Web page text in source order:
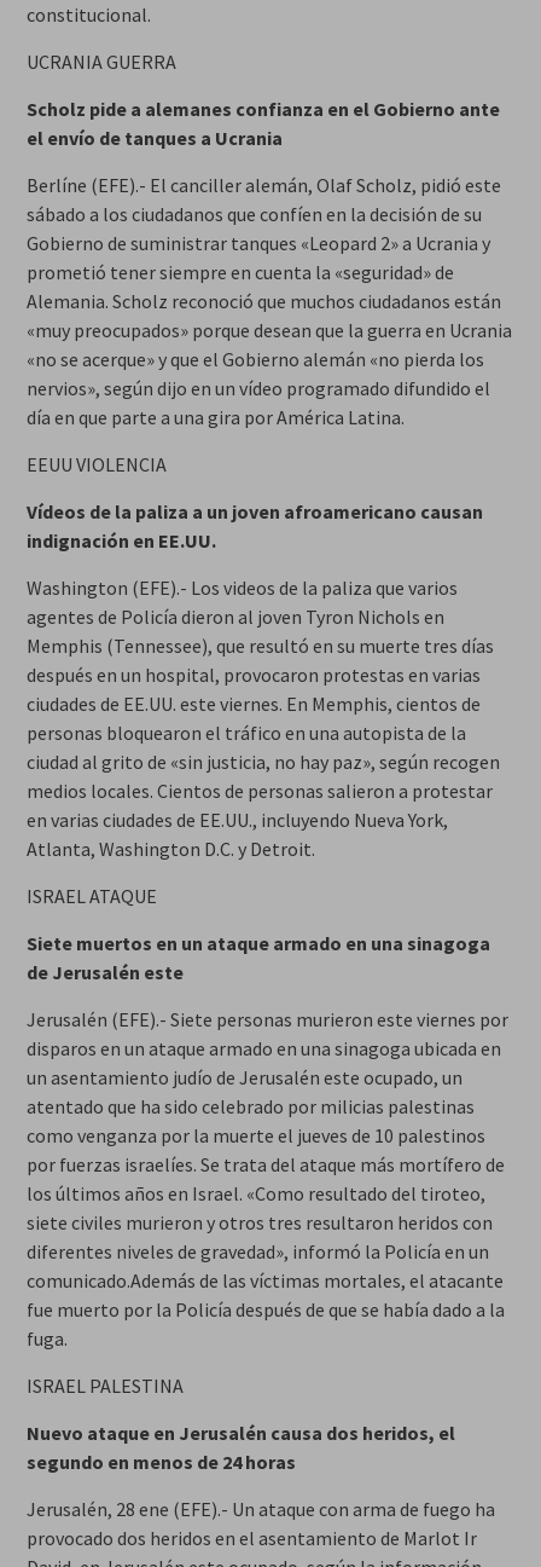
constitucional.
UCRANIA GUERRA
Scholz pide a alemanes confianza en el Gobierno ante
el envío de tanques a Ucrania
Berlíne (EFE).- El canciller alemán, Olaf Scholz, pidió este
sábado a los ciudadanos que confíen en la decisión de su
Gobierno de suministrar tanques «Leopard 2» a Ucrania y
prometió tener siempre en cuenta la «seguridad» de
Alemania. Scholz reconoció que muchos ciudadanos están
«muy preocupados» porque desean que la guerra en Ucrania
«no se acerque» y que el Gobierno alemán «no pierda los
nervios», según dijo en un vídeo programado difundido el
día en que parte a una gira por América Latina.
EEUU VIOLENCIA
Vídeos de la paliza a un joven afroamericano causan
indignación en EE.UU.
Washington (EFE).- Los videos de la paliza que varios
agentes de Policía dieron al joven Tyron Nichols en
Memphis (Tennessee), que resultó en su muerte tres días
después en un hospital, provocaron protestas en varias
ciudades de EE.UU. este viernes. En Memphis, cientos de
personas bloquearon el tráfico en una autopista de la
ciudad al grito de «sin justicia, no hay paz», según recogen
medios locales. Cientos de personas salieron a protestar
en varias ciudades de EE.UU., incluyendo Nueva York,
Atlanta, Washington D.C. y Detroit.
ISRAEL ATAQUE
Siete muertos en un ataque armado en una sinagoga
de Jerusalén este
Jerusalén (EFE).- Siete personas murieron este viernes por
disparos en un ataque armado en una sinagoga ubicada en
un asentamiento judío de Jerusalén este ocupado, un
atentado que ha sido celebrado por milicias palestinas
como venganza por la muerte el jueves de 10 palestinos
por fuerzas israelíes. Se trata del ataque más mortífero de
los últimos años en Israel. «Como resultado del tiroteo,
siete civiles murieron y otros tres resultaron heridos con
diferentes niveles de gravedad», informó la Policía en un
comunicado.Además de las víctimas mortales, el atacante
fue muerto por la Policía después de que se había dado a la
fuga.
ISRAEL PALESTINA
Nuevo ataque en Jerusalén causa dos heridos, el
segundo en menos de 24 horas
Jerusalén, 28 ene (EFE).- Un ataque con arma de fuego ha
provocado dos heridos en el asentamiento de Marlot Ir